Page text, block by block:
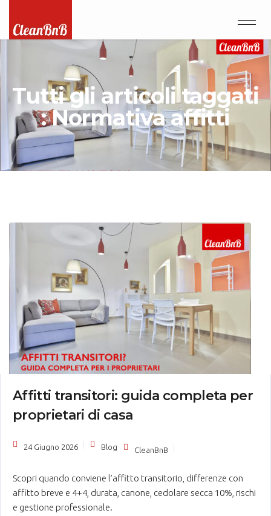
Tutti gli articoli taggati
: Normativa affitti
Affitti transitori: guida completa per
proprietari di casa
24 Giugno 2026 Blog CleanBnB
Scopri quando conviene l’affitto transitorio, differenze con
affitto breve e 4+4, durata, canone, cedolare secca 10%, rischi
e gestione professionale.